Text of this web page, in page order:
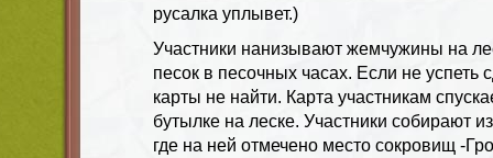
русалка уплывет.)
Участники нанизывают жемчужины на
песок в песочных часах. Если не успеть
карты не найти. Карта участникам
бутылке на леске. Участники собирают
где на ней отмечено место сокровищ -